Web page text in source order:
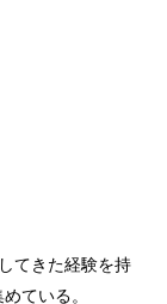
てきた経験を持
ている。